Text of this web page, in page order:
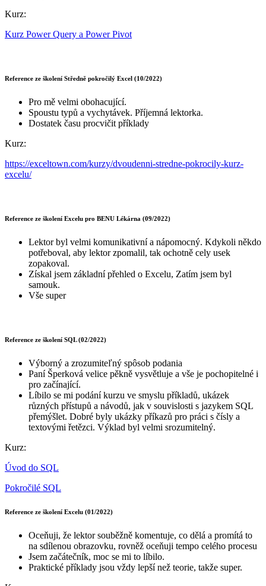
Kurz:
Kurz Power Query a Power Pivot
Reference ze školení Středně pokročilý Excel (10/2022)
Pro mě velmi obohacující.
Spoustu typů a vychytávek. Příjemná lektorka.
Dostatek času procvičit příklady
Kurz:
https://exceltown.com/kurzy/dvoudenni-stredne-pokrocily-kurz-
excelu/
Reference ze školení Excelu pro BENU Lékárna (09/2022)
Lektor byl velmi komunikativní a nápomocný. Kdykoli někdo
potřeboval, aby lektor zpomalil, tak ochotně cely usek
zopakoval.
Získal jsem základní přehled o Excelu, Zatím jsem byl
samouk.
Vše super
Reference ze školení SQL (02/2022)
Výborný a zrozumiteľný spôsob podania
Paní Šperková velice pěkně vysvětluje a vše je pochopitelné i
pro začínající.
Líbilo se mi podání kurzu ve smyslu příkladů, ukázek
různých přístupů a návodů, jak v souvislosti s jazykem SQL
přemýšlet. Dobré byly ukázky příkazů pro práci s čísly a
textovými řetězci. Výklad byl velmi srozumitelný.
Kurz:
Úvod do SQL
Pokročilé SQL
Reference ze školení Excelu (01/2022)
Oceňuji, že lektor souběžně komentuje, co dělá a promítá to
na sdílenou obrazovku, rovněž oceňuji tempo celého procesu
Jsem začátečník, moc se mi to líbilo.
Praktické příklady jsou vždy lepší než teorie, takže super.